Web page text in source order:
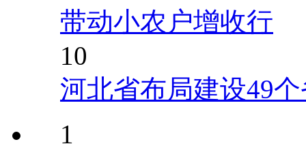
带动小农户增收行
10
河北省布局建设49
1